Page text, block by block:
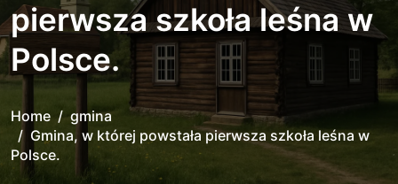
pierwsza szkoła leśna w
Polsce.
Home
gmina
Gmina, w której powstała pierwsza szkoła leśna w
Polsce.